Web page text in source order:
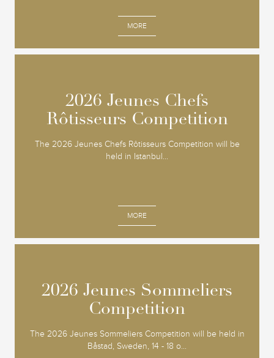
MORE
2026 Jeunes Chefs
Rôtisseurs Competition
The 2026 Jeunes Chefs Rôtisseurs Competition will be
held in Istanbul...
MORE
2026 Jeunes Chefs
Rôtisseurs Competition
2026 Jeunes Sommeliers
Competition
The 2026 Jeunes Sommeliers Competition will be held in
Båstad, Sweden, 14 - 18 o...
2026 Jeunes Sommeliers
Competition